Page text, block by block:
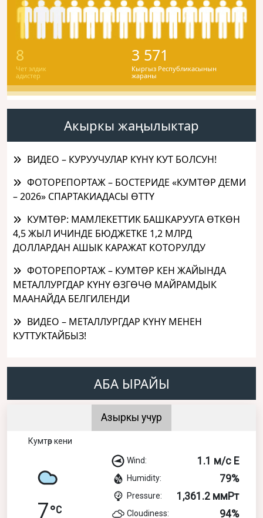
8
Чет элдик
адистер
3 571
Кыргыз Республикасынын
жараны
Акыркы жаңылыктар
ВИДЕО – КУРУУЧУЛАР КҮНҮ КУТ БОЛСУН!
ФОТОРЕПОРТАЖ – БОСТЕРИДЕ «КУМТӨР ДЕМИ
– 2026» СПАРТАКИАДАСЫ ӨТТҮ
КУМТӨР: МАМЛЕКЕТТИК БАШКАРУУГА ӨТКӨН
4,5 ЖЫЛ ИЧИНДЕ БЮДЖЕТКЕ 1,2 МЛРД
ДОЛЛАРДАН АШЫК КАРАЖАТ КОТОРУЛДУ
ФОТОРЕПОРТАЖ – КУМТӨР КЕН ЖАЙЫНДА
МЕТАЛЛУРГДАР КҮНҮ ӨЗГӨЧӨ МАЙРАМДЫК
МААНАЙДА БЕЛГИЛЕНДИ
ВИДЕО – МЕТАЛЛУРГДАР КҮНҮ МЕНЕН
КУТТУКТАЙБЫЗ!
АБА ЫРАЙЫ
Азыркы учур
Кумтөр кени
7
Wind: 1.1 м/с E
Humidity: 79%
Pressure: 1,361.2 ммРт
Cloudiness: 94%